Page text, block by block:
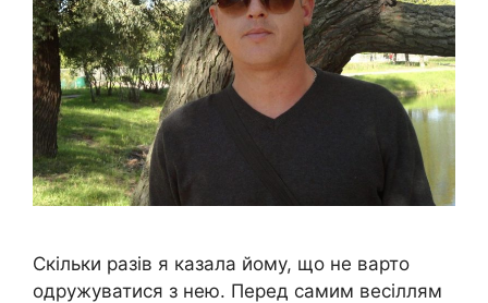
Скільки разів я казала йому, що не варто
одружуватися з нею. Перед самим весіллям